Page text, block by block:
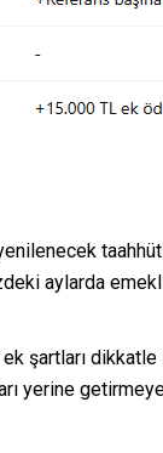
aylarda
şartları dikkatle
yerine